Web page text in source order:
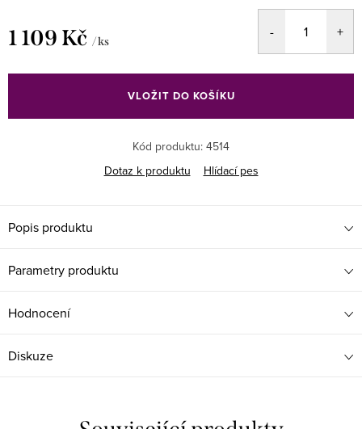
1 109 Kč / ks
cena:
VLOŽIT DO KOŠÍKU
Kód produktu: 4514
Dotaz k produktu
Hlídací pes
Popis produktu
Parametry produktu
Hodnocení
Diskuze